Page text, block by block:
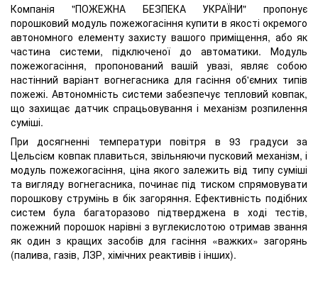
Компанія "ПОЖЕЖНА БЕЗПЕКА УКРАЇНИ" пропонує
порошковий модуль пожежогасіння купити в якості окремого
автономного елементу захисту вашого приміщення, або як
частина системи, підключеної до автоматики. Модуль
пожежогасіння, пропонований вашій увазі, являє собою
настінний варіант вогнегасника для гасіння об'ємних типів
пожежі. Автономність системи забезпечує тепловий ковпак,
що захищає датчик спрацьовування і механізм розпилення
суміші.
При досягненні температури повітря в 93 градуси за
Цельсієм ковпак плавиться, звільняючи пусковий механізм, і
модуль пожежогасіння, ціна якого залежить від типу суміші
та вигляду вогнегасника, починає під тиском спрямовувати
порошкову струмінь в бік загоряння. Ефективність подібних
систем була багаторазово підтверджена в ході тестів,
пожежний порошок нарівні з вуглекислотою отримав звання
як один з кращих засобів для гасіння «важких» загорянь
(палива, газів, ЛЗР, хімічних реактивів і інших).